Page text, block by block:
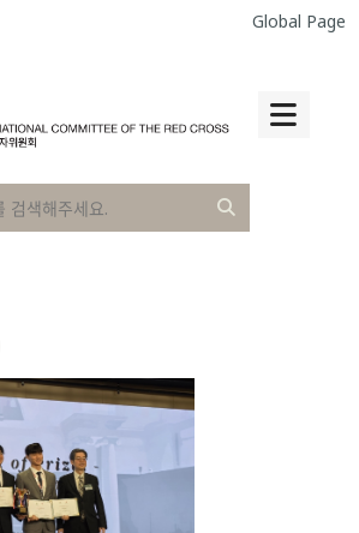
Global Page